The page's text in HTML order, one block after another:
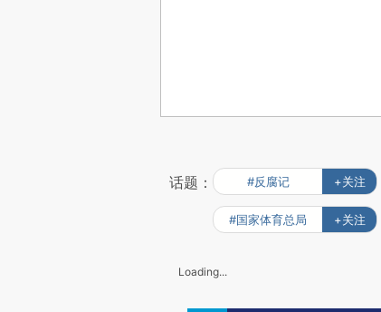
话题： #反腐记 +关注
#国家体育总局 +关注
Loading...